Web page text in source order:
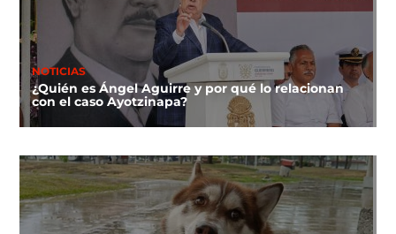
NOTICIAS
¿Quién es Ángel Aguirre y por qué lo relacionan
con el caso Ayotzinapa?